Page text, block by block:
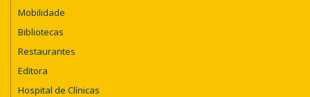
Mobilidade
Bibliotecas
Restaurantes
Editora
Hospital de Clínicas